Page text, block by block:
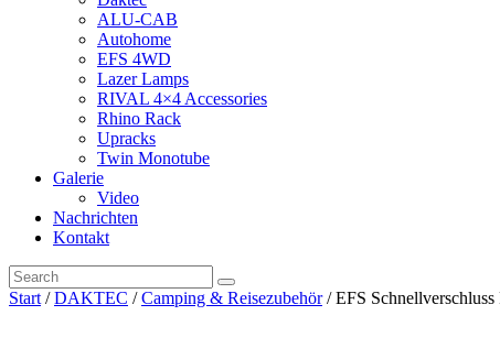
ALU-CAB
Autohome
EFS 4WD
Lazer Lamps
RIVAL 4×4 Accessories
Rhino Rack
Upracks
Twin Monotube
Galerie
Video
Nachrichten
Kontakt
Start /DAKTEC /Camping & Reisezubehör/ EFS